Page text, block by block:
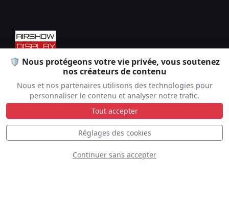
🛡️ Nous protégeons votre vie privée, vous soutenez
nos créateurs de contenu
Nous et nos partenaires utilisons des technologies pour
personnaliser le contenu et analyser notre trafic.
Tout accepter
Réglages des cookies
Continuer sans accepter
Dédié à la promotion des démonstrations aériennes,
offrant des informations complètes sur les événements, les
pilotes et les spectacles aériens à travers le monde.
FR EN